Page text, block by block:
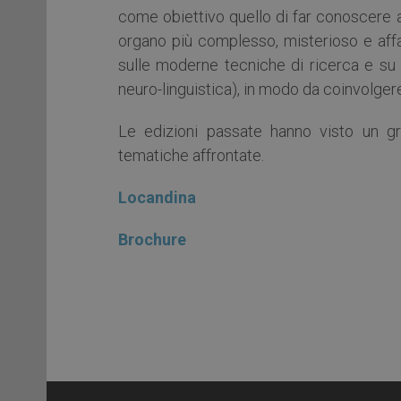
come obiettivo quello di far conoscere
organo più complesso, misterioso e
sulle moderne tecniche di ricerca e
neuro-linguistica), in modo da
Le edizioni passate hanno visto un
tematiche affrontate.
Locandina
Brochure